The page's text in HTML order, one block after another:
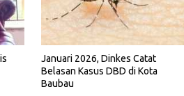
Januari 2026, Dinkes Catat
Belasan Kasus DBD di Kota
Baubau